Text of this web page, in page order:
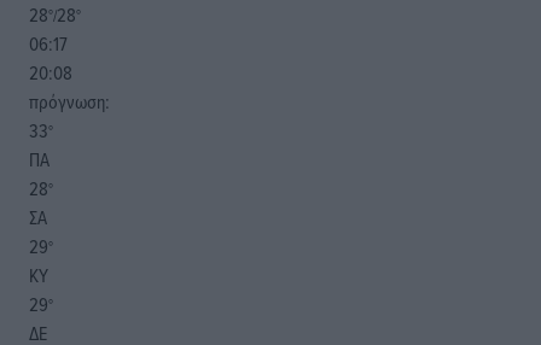
28°/28°
06:17
20:08
πρόγνωση:
33°
ΠΑ
28°
ΣΑ
29°
ΚΥ
29°
ΔΕ